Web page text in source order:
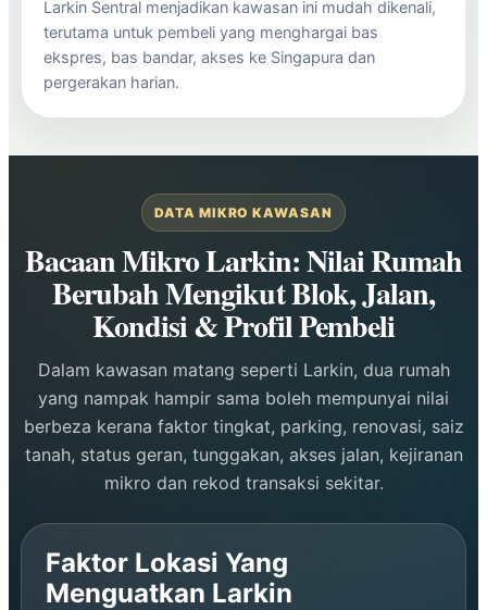
Larkin Sentral menjadikan kawasan ini mudah dikenali,
terutama untuk pembeli yang menghargai bas
ekspres, bas bandar, akses ke Singapura dan
pergerakan harian.
DATA MIKRO KAWASAN
Bacaan Mikro Larkin: Nilai Rumah
Berubah Mengikut Blok, Jalan,
Kondisi & Profil Pembeli
Dalam kawasan matang seperti Larkin, dua rumah
yang nampak hampir sama boleh mempunyai nilai
berbeza kerana faktor tingkat, parking, renovasi, saiz
tanah, status geran, tunggakan, akses jalan, kejiranan
mikro dan rekod transaksi sekitar.
Faktor Lokasi Yang
Menguatkan Larkin